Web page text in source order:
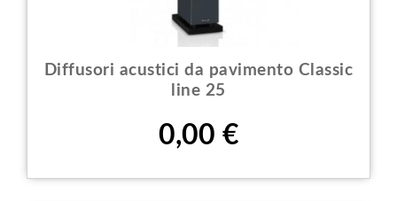
Diffusori acustici da pavimento Classic
line 25
Prezzo
0,00 €